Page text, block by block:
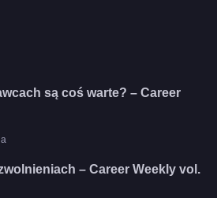
są coś warte? – Career
– Career Weekly vol.